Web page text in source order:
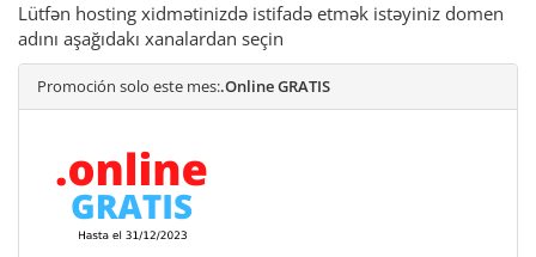
Lütfən hosting xidmətinizdə istifadə etmək istəyiniz domen
adını aşağıdakı xanalardan seçin
Promoción solo este mes:.Online GRATIS